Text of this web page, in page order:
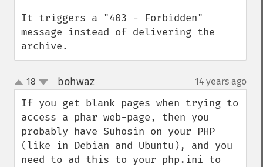
It triggers a "403 - Forbidden"
message instead of delivering the
archive.
up
down
18 bohwaz¶ 14 years ago
If you get blank pages when trying to
access a phar web-page, then you
probably have Suhosin on your PHP
(like in Debian and Ubuntu), and you
need to ad this to your php.ini to